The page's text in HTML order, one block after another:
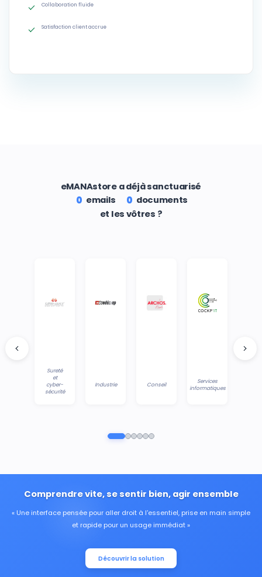
Collaboration fluide
Satisfaction client accrue
eMANAstore a déjà sanctuarisé
0 emails 0 documents
et les vôtres ?
Sureté
et
cyber-
sécurité
Industrie Conseil
Services
informatiques
Comprendre vite, se sentir bien, agir ensemble
Une interface pensée pour aller droit à l'essentiel, prise en main simple
et rapide pour un usage immédiat
Découvrir la solution